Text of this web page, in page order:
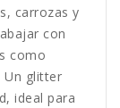
carrozas y
con
como
Un glitter
ideal para